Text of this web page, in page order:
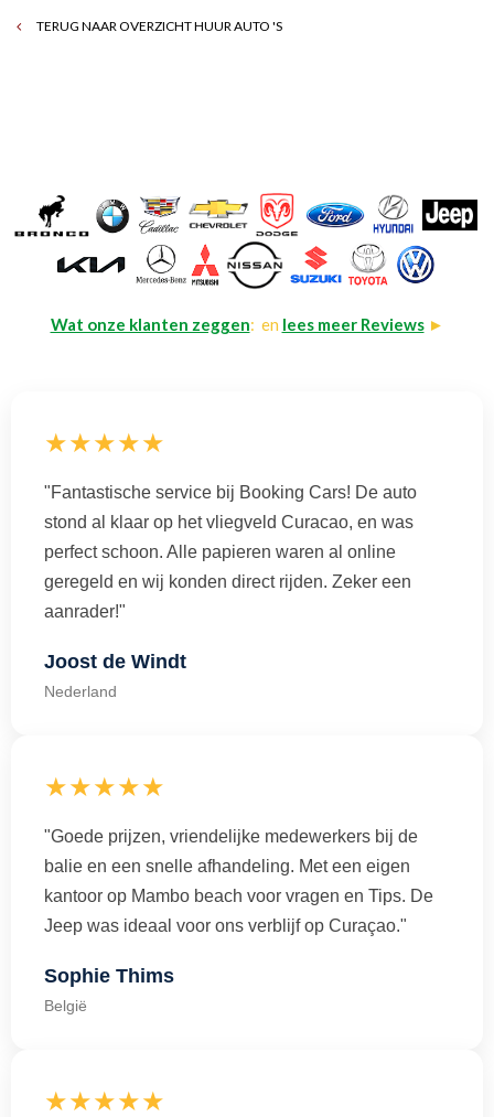
TERUG NAAR OVERZICHT HUUR AUTO 'S
Wat onze klanten zeggen: en lees meer Reviews►
★★★★★
"Fantastische service bij Booking Cars! De auto
stond al klaar op het vliegveld Curacao, en was
perfect schoon. Alle papieren waren al online
geregeld en wij konden direct rijden. Zeker een
aanrader!"
Joost de Windt
Nederland
★★★★★
"Goede prijzen, vriendelijke medewerkers bij de
balie en een snelle afhandeling. Met een eigen
kantoor op Mambo beach voor vragen en Tips. De
Jeep was ideaal voor ons verblijf op Curaçao."
Sophie Thims
België
★★★★★